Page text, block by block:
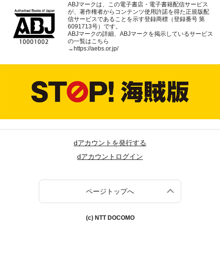
ABJマークは、この電子書店・電子書籍配信サービス
が、著作権者からコンテンツ使用許諾を得た正規版配
信サービスであることを示す登録商標（登録番号 第
6091713号）です。
ABJマークの詳細、ABJマークを掲示しているサービス
の一覧はこちら
→https://aebs.or.jp/
dアカウントを発行する
dアカウントログイン
ページトップへ
(c) NTT DOCOMO